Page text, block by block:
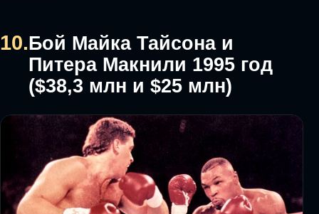
10.Бой Майка Тайсона и
Питера Макнили 1995 год
($38,3 млн и $25 млн)